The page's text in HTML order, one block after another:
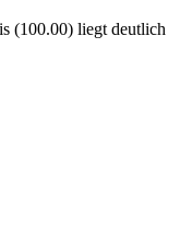
(100.00) liegt deutlich